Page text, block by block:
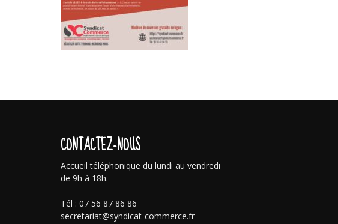
CONTACTEZ-NOUS
Accueil téléphonique du lundi au vendredi
de 9h à 18h.
Tél : 07 56 87 86 86
secretariat@syndicat-commerce.fr